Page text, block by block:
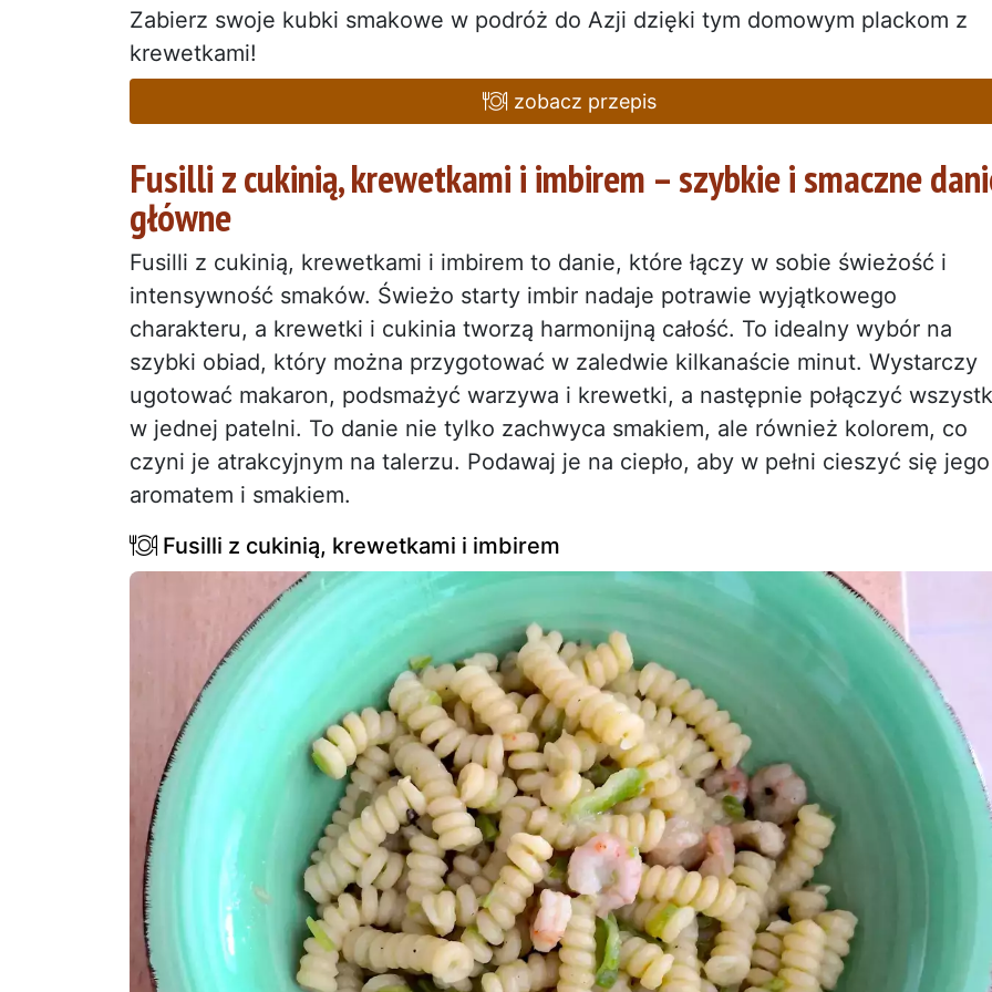
Zabierz swoje kubki smakowe w podróż do Azji dzięki tym domowym plackom z
krewetkami!
zobacz przepis
Fusilli z cukinią, krewetkami i imbirem – szybkie i smaczne
główne
Fusilli z cukinią, krewetkami i imbirem to danie, które łączy w sobie świeżość i
intensywność smaków. Świeżo starty imbir nadaje potrawie wyjątkowego
charakteru, a krewetki i cukinia tworzą harmonijną całość. To idealny wybór na
szybki obiad, który można przygotować w zaledwie kilkanaście minut. Wystarczy
ugotować makaron, podsmażyć warzywa i krewetki, a następnie połączyć
w jednej patelni. To danie nie tylko zachwyca smakiem, ale również kolorem, co
czyni je atrakcyjnym na talerzu. Podawaj je na ciepło, aby w pełni cieszyć się jego
aromatem i smakiem.
Fusilli z cukinią, krewetkami i imbirem